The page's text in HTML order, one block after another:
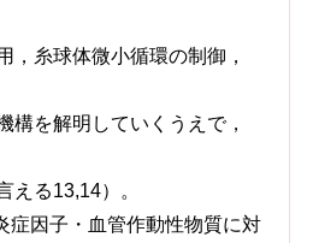
，糸球体微小循環の制御，
構を解明していくうえで，
える13,14）。
症因子・血管作動性物質に対